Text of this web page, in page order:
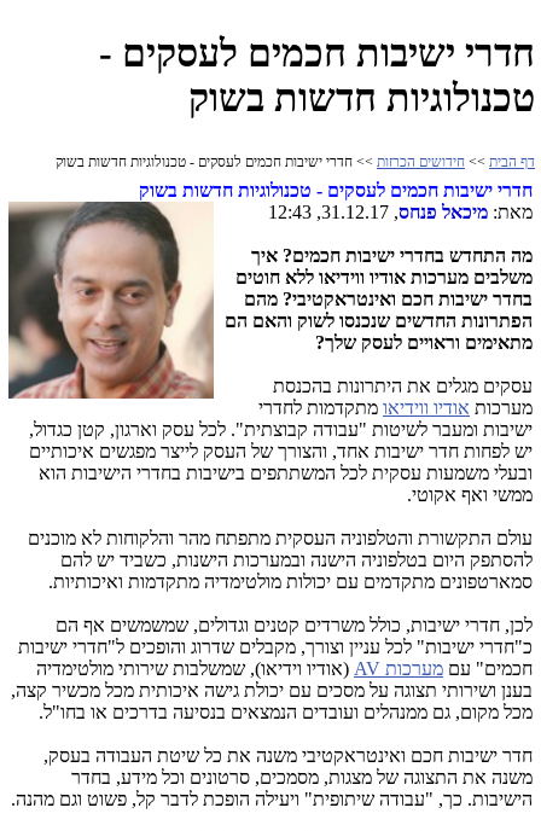
חדרי ישיבות חכמים לעסקים -
טכנולוגיות חדשות בשוק
דף הבית >> חידושים הכרזות >> חדרי ישיבות חכמים לעסקים - טכנולוגיות חדשות בשוק
חדרי ישיבות חכמים לעסקים - טכנולוגיות חדשות בשוק
מאת: מיכאל פנחס, 31.12.17, 12:43
מה התחדש בחדרי ישיבות חכמים? איך
משלבים מערכות אודיו ווידיאו ללא חוטים
בחדר ישיבות חכם ואינטראקטיבי? מהם
הפתרונות החדשים שנכנסו לשוק והאם הם
מתאימים וראויים לעסק שלך?
עסקים מגלים את היתרונות בהכנסת
מערכות אודיו ווידיאו מתקדמות לחדרי
ישיבות ומעבר לשיטות "עבודה קבוצתית". לכל עסק וארגון, קטן כגדול,
יש לפחות חדר ישיבות אחד, והצורך של העסק לייצר מפגשים איכותיים
ובעלי משמעות עסקית לכל המשתתפים בישיבות בחדרי הישיבות הוא
ממשי ואף אקוטי.
עולם התקשורת והטלפוניה העסקית מתפתח מהר והלקוחות לא מוכנים
להסתפק היום בטלפוניה הישנה ובמערכות הישנות, כשביד יש להם
סמארטפונים מתקדמים עם יכולות מולטימדיה מתקדמות ואיכותיות.
לכן, חדרי ישיבות, כולל משרדים קטנים וגדולים, שמשמשים אף הם
כ"חדרי ישיבות" לכל עניין וצורך, מקבלים שדרוג והופכים ל"חדרי ישיבות
חכמים" עם מערכות AV (אודיו וידיאו), שמשלבות שירותי מולטימדיה
בענן ושירותי תצוגה על מסכים עם יכולת גישה איכותית מכל מכשיר קצה,
מכל מקום, גם ממנהלים ועובדים הנמצאים בנסיעה בדרכים או בחו"ל.
חדר ישיבות חכם ואינטראקטיבי משנה את כל שיטת העבודה בעסק,
משנה את התצוגה של מצגות, מסמכים, סרטונים וכל מידע, בחדר
הישיבות. כך, "עבודה שיתופית" ויעילה הופכת לדבר קל, פשוט וגם מהנה.